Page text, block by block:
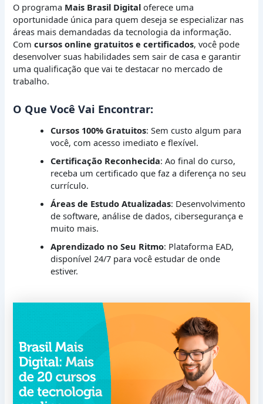
O programa Mais Brasil Digital oferece uma
oportunidade única para quem deseja se especializar nas
áreas mais demandadas da tecnologia da informação.
Comcursos online gratuitos e certificados, você pode
desenvolver suas habilidades sem sair de casa e garantir
uma qualificação que vai te destacar no mercado de
trabalho.
O Que Você Vai Encontrar:
Cursos 100% Gratuitos: Sem custo algum para
você, com acesso imediato e flexível.
Certificação Reconhecida: Ao final do curso,
receba um certificado que faz a diferença no seu
currículo.
Áreas de Estudo Atualizadas: Desenvolvimento
de software, análise de dados, cibersegurança e
muito mais.
Aprendizado no Seu Ritmo: Plataforma EAD,
disponível 24/7 para você estudar de onde
estiver.